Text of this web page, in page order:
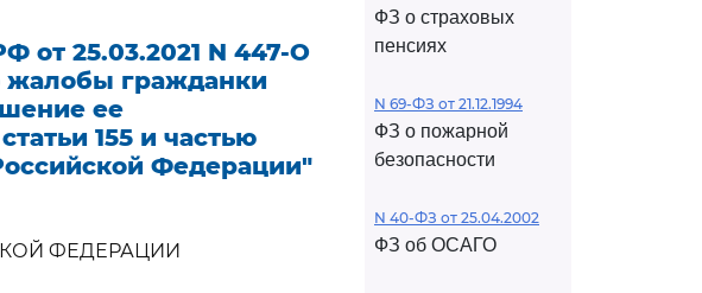
от 25.03.2021 N 447-О
жалобы гражданки
ее
155 и частью
Федерации"
ФЕДЕРАЦИИ
ФЗ о страховых
пенсиях
N 69-ФЗ от 21.12.1994
ФЗ о пожарной
безопасности
N 40-ФЗ от 25.04.2002
ФЗ об ОСАГО